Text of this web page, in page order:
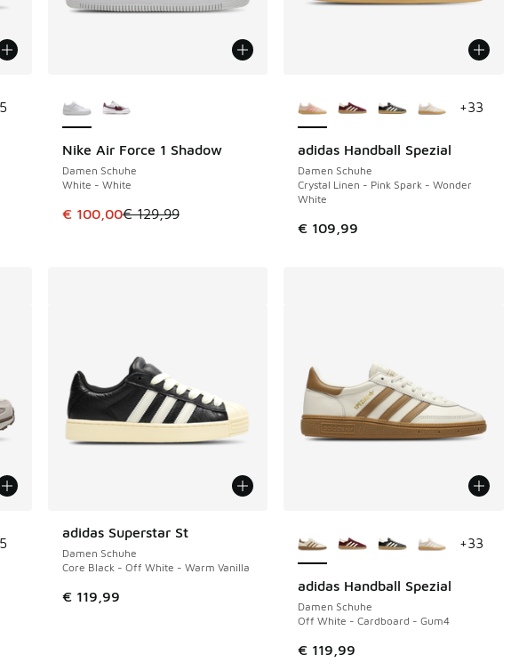
5
Nike Air Force 1 Shadow
Damen Schuhe
White - White
Dieser Artikel ist im Sale. Der Preis ist von € 129,99 auf € 100,00
€ 100,00€ 129,99
SPARE 29 € adidas Handball Spezial
Damen Schuhe
Crystal Linen - Pink Spark - Wonder
White
€ 109,99
+33
5
adidas Superstar St
Damen Schuhe
Core Black - Off White - Warm Vanilla
€ 119,99
adidas Handball Spezial
Damen Schuhe
Off White - Cardboard - Gum4
€ 119,99
+33